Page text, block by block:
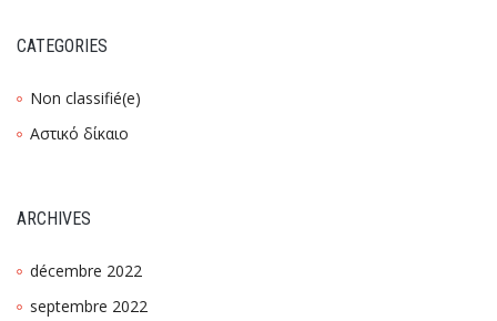
CATEGORIES
Non classifié(e)
Αστικό δίκαιο
ARCHIVES
décembre 2022
septembre 2022